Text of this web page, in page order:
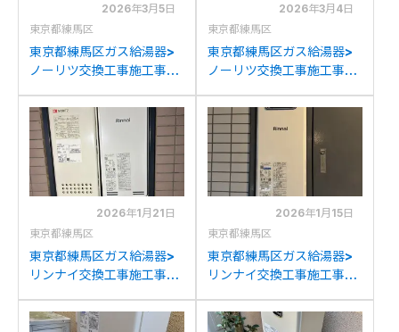
2026年3月5日
東京都練馬区
東京都練馬区ガス給湯器>
ノーリツ交換工事施工事
V2005SATからノーリツ
GT-2070SAW-T BLへの
交換
2026年3月4日
東京都練馬区
東京都練馬区ガス給湯器>
ノーリツ交換工事施工事
510RFWCからノーリツ
GQ-1639WS-1への交換
2026年1月21日
東京都練馬区
東京都練馬区ガス給湯器>
リンナイ交換工事施工事
1633(S)AWXからリンナイ
2026年1月15日
東京都練馬区
東京都練馬区ガス給湯器>
リンナイ交換工事施工事
2053SAWXからリンナイ